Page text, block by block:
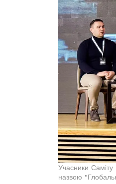
Учасники Саміту
назвою